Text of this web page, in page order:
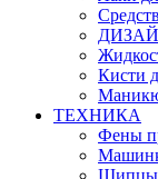
Кисти
ТЕХНИКА
Фены
Щипцы